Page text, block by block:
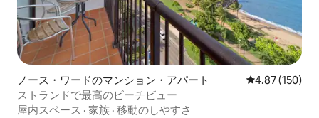
ノース・ワードのマンション・アパート レビュー150
4.87 (150)
ストランドで最高のビーチビュー
屋内スペース · 家族 · 移動のしやすさ